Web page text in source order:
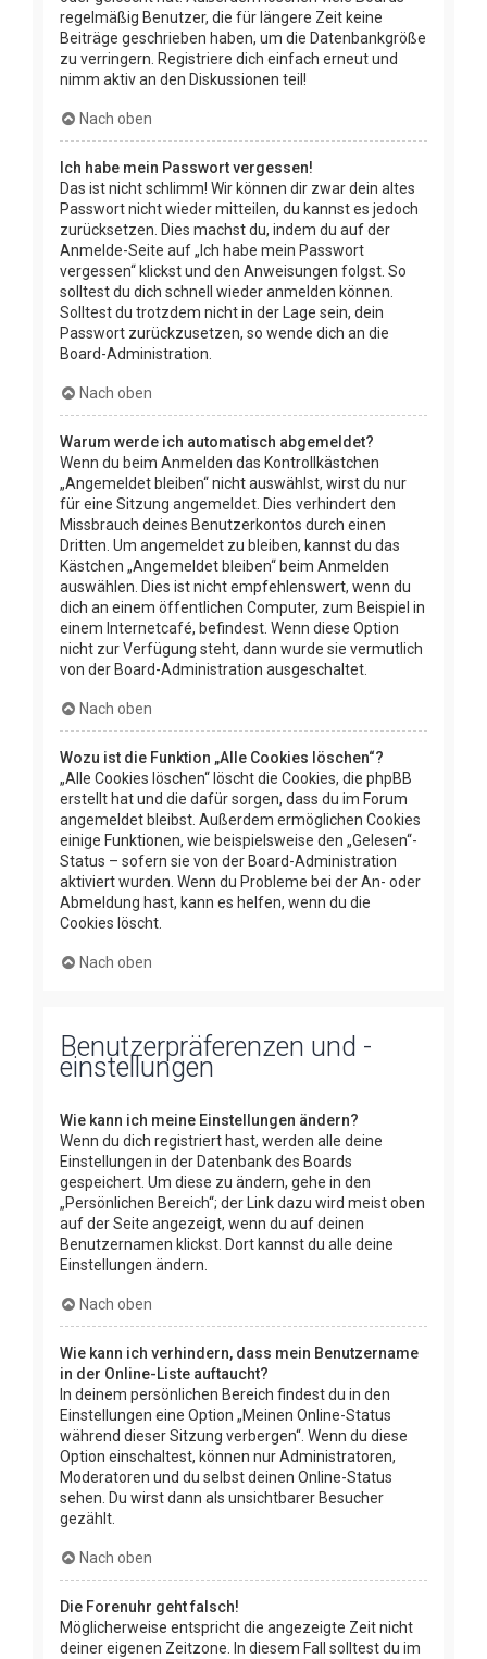
regelmäßig Benutzer, die für längere Zeit keine
Beiträge geschrieben haben, um die Datenbankgröße
zu verringern. Registriere dich einfach erneut und
nimm aktiv an den Diskussionen teil!
Nach oben
Ich habe mein Passwort vergessen!
Das ist nicht schlimm! Wir können dir zwar dein altes
Passwort nicht wieder mitteilen, du kannst es jedoch
zurücksetzen. Dies machst du, indem du auf der
Anmelde-Seite auf „Ich habe mein Passwort
vergessen“ klickst und den Anweisungen folgst. So
solltest du dich schnell wieder anmelden können.
Solltest du trotzdem nicht in der Lage sein, dein
Passwort zurückzusetzen, so wende dich an die
Board-Administration.
Nach oben
Warum werde ich automatisch abgemeldet?
Wenn du beim Anmelden das Kontrollkästchen
„Angemeldet bleiben“ nicht auswählst, wirst du nur
für eine Sitzung angemeldet. Dies verhindert den
Missbrauch deines Benutzerkontos durch einen
Dritten. Um angemeldet zu bleiben, kannst du das
Kästchen „Angemeldet bleiben“ beim Anmelden
auswählen. Dies ist nicht empfehlenswert, wenn du
dich an einem öffentlichen Computer, zum Beispiel in
einem Internetcafé, befindest. Wenn diese Option
nicht zur Verfügung steht, dann wurde sie vermutlich
von der Board-Administration ausgeschaltet.
Nach oben
Wozu ist die Funktion „Alle Cookies löschen“?
„Alle Cookies löschen“ löscht die Cookies, die phpBB
erstellt hat und die dafür sorgen, dass du im Forum
angemeldet bleibst. Außerdem ermöglichen Cookies
einige Funktionen, wie beispielsweise den „Gelesen“-
Status – sofern sie von der Board-Administration
aktiviert wurden. Wenn du Probleme bei der An- oder
Abmeldung hast, kann es helfen, wenn du die
Cookies löscht.
Nach oben
Benutzerpräferenzen und -
einstellungen
Wie kann ich meine Einstellungen ändern?
Wenn du dich registriert hast, werden alle deine
Einstellungen in der Datenbank des Boards
gespeichert. Um diese zu ändern, gehe in den
„Persönlichen Bereich“; der Link dazu wird meist oben
auf der Seite angezeigt, wenn du auf deinen
Benutzernamen klickst. Dort kannst du alle deine
Einstellungen ändern.
Nach oben
Wie kann ich verhindern, dass mein Benutzername
in der Online-Liste auftaucht?
In deinem persönlichen Bereich findest du in den
Einstellungen eine Option „Meinen Online-Status
während dieser Sitzung verbergen“. Wenn du diese
Option einschaltest, können nur Administratoren,
Moderatoren und du selbst deinen Online-Status
sehen. Du wirst dann als unsichtbarer Besucher
gezählt.
Nach oben
Die Forenuhr geht falsch!
Möglicherweise entspricht die angezeigte Zeit nicht
deiner eigenen Zeitzone. In diesem Fall solltest du im